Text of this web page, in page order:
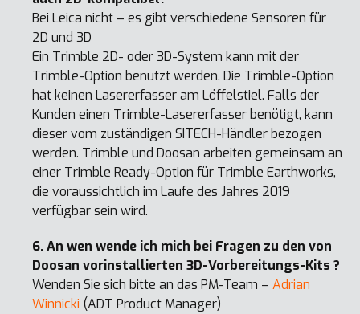
Bei Leica nicht – es gibt verschiedene Sensoren für
2D und 3D
Ein Trimble 2D- oder 3D-System kann mit der
Trimble-Option benutzt werden. Die Trimble-Option
hat keinen Lasererfasser am Löffelstiel. Falls der
Kunden einen Trimble-Lasererfasser benötigt, kann
dieser vom zuständigen SITECH-Händler bezogen
werden. Trimble und Doosan arbeiten gemeinsam an
einer Trimble Ready-Option für Trimble Earthworks,
die voraussichtlich im Laufe des Jahres 2019
verfügbar sein wird.
6. An wen wende ich mich bei Fragen zu den von
Doosan vorinstallierten 3D-Vorbereitungs-Kits ?
Wenden Sie sich bitte an das PM-Team – Adrian
Winnicki (ADT Product Manager)